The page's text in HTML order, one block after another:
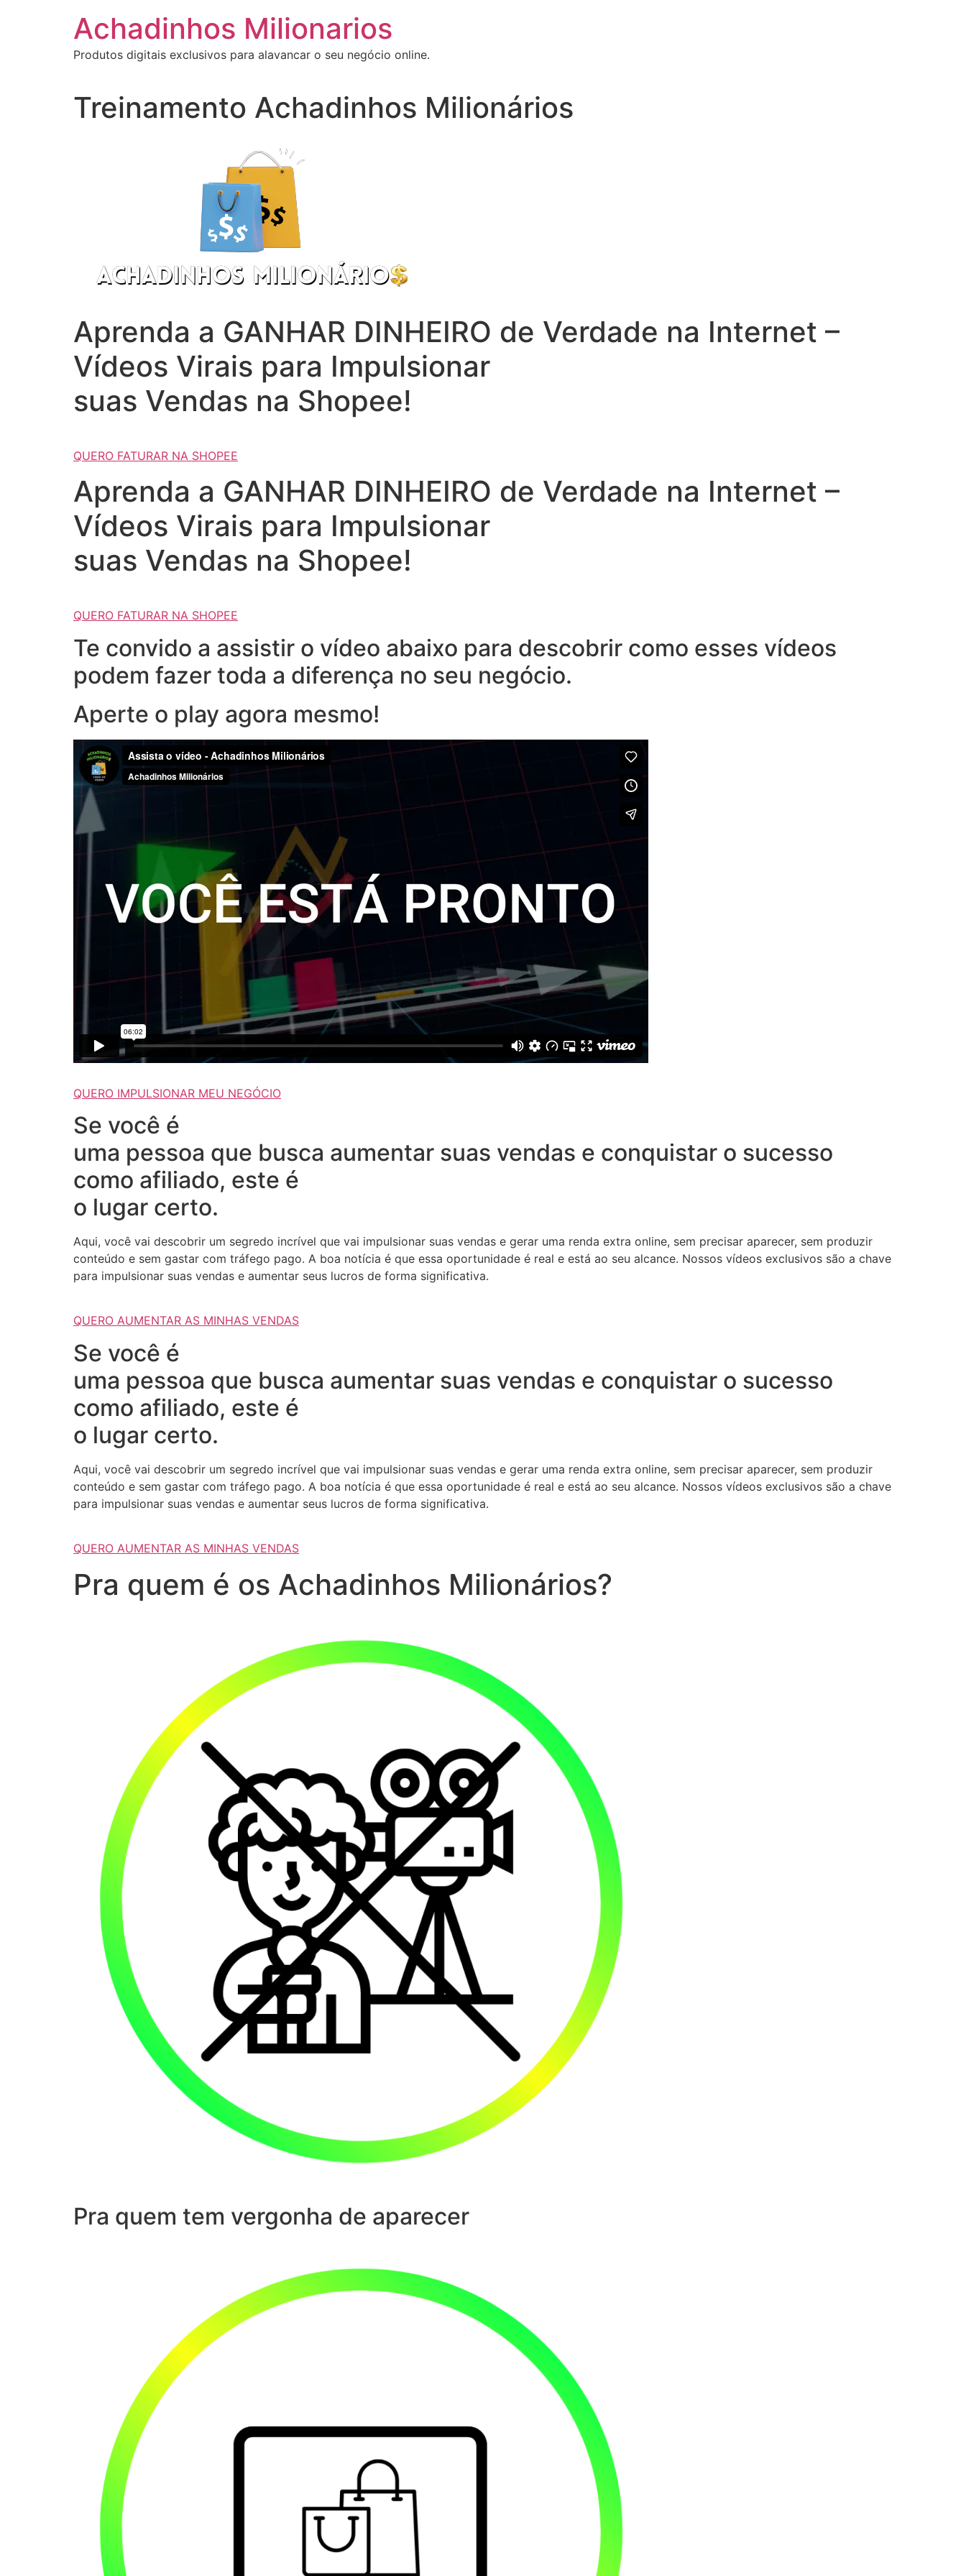
Achadinhos Milionarios
Produtos digitais exclusivos para alavancar o seu negócio online.
Treinamento Achadinhos Milionários
Aprenda a GANHAR DINHEIRO de Verdade na Internet –
Vídeos Virais para Impulsionar
suas Vendas na Shopee!
QUERO FATURAR NA SHOPEE
Aprenda a GANHAR DINHEIRO de Verdade na Internet –
Vídeos Virais para Impulsionar
suas Vendas na Shopee!
QUERO FATURAR NA SHOPEE
Te convido a assistir o vídeo abaixo para descobrir como esses vídeos
podem fazer toda a diferença no seu negócio.
Aperte o play agora mesmo!
QUERO IMPULSIONAR MEU NEGÓCIO
Se você é
uma pessoa que busca aumentar suas vendas e conquistar o sucesso
como afiliado, este é
o lugar certo.
Aqui, você vai descobrir um segredo incrível que vai impulsionar suas vendas e gerar uma renda extra online, sem precisar aparecer, sem produzir
conteúdo e sem gastar com tráfego pago. A boa notícia é que essa oportunidade é real e está ao seu alcance. Nossos vídeos exclusivos são a chave
para impulsionar suas vendas e aumentar seus lucros de forma significativa.
QUERO AUMENTAR AS MINHAS VENDAS
Se você é
uma pessoa que busca aumentar suas vendas e conquistar o sucesso
como afiliado, este é
o lugar certo.
Aqui, você vai descobrir um segredo incrível que vai impulsionar suas vendas e gerar uma renda extra online, sem precisar aparecer, sem produzir
conteúdo e sem gastar com tráfego pago. A boa notícia é que essa oportunidade é real e está ao seu alcance. Nossos vídeos exclusivos são a chave
para impulsionar suas vendas e aumentar seus lucros de forma significativa.
QUERO AUMENTAR AS MINHAS VENDAS
Pra quem é os Achadinhos Milionários?
Pra quem tem vergonha de aparecer